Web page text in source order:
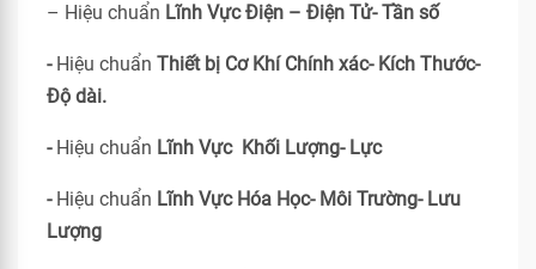
– Hiệu chuẩn Lĩnh Vực Điện – Điện Tử- Tần số
- Hiệu chuẩn Thiết bị Cơ Khí Chính xác- Kích Thước-
Độ dài.
- Hiệu chuẩn Lĩnh Vực Khối Lượng- Lực
- Hiệu chuẩn Lĩnh Vực Hóa Học- Môi Trường- Lưu
Lượng